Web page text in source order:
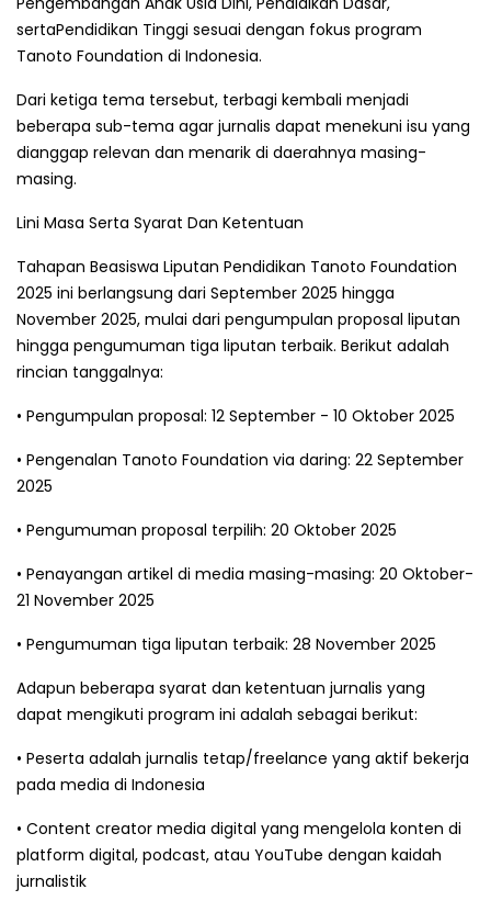
sertaPendidikan Tinggi sesuai dengan fokus program
Tanoto Foundation di Indonesia.
Dari ketiga tema tersebut, terbagi kembali menjadi
beberapa sub-tema agar jurnalis dapat menekuni isu yang
dianggap relevan dan menarik di daerahnya masing-
masing.
Lini Masa Serta Syarat Dan Ketentuan
Tahapan Beasiswa Liputan Pendidikan Tanoto Foundation
2025 ini berlangsung dari September 2025 hingga
November 2025, mulai dari pengumpulan proposal liputan
hingga pengumuman tiga liputan terbaik. Berikut adalah
rincian tanggalnya:
• Pengumpulan proposal: 12 September - 10 Oktober 2025
• Pengenalan Tanoto Foundation via daring: 22 September
2025
• Pengumuman proposal terpilih: 20 Oktober 2025
• Penayangan artikel di media masing-masing: 20 Oktober-
21 November 2025
• Pengumuman tiga liputan terbaik: 28 November 2025
Adapun beberapa syarat dan ketentuan jurnalis yang
dapat mengikuti program ini adalah sebagai berikut:
• Peserta adalah jurnalis tetap/freelance yang aktif bekerja
pada media di Indonesia
• Content creator media digital yang mengelola konten di
platform digital, podcast, atau YouTube dengan kaidah
jurnalistik